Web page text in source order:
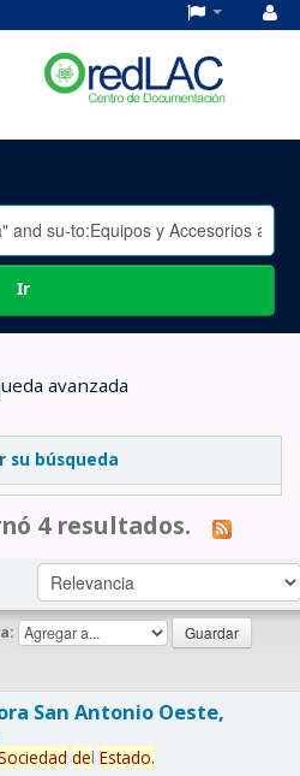
Ir
avanzada
su búsqueda
4 resultados.
San Antonio Oeste,
del Estado.